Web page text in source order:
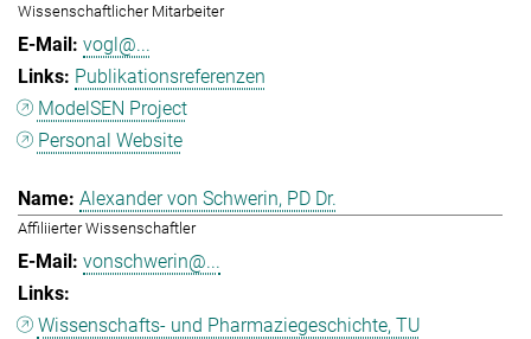
Wissenschaftlicher Mitarbeiter
vogl@...
Publikationsreferenzen
ModelSEN Project
Personal Website
Alexander von Schwerin, PD Dr.
Affiliierter Wissenschaftler
vonschwerin@...
Wissenschafts- und Pharmaziegeschichte, TU